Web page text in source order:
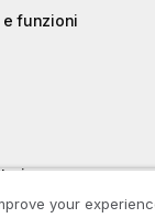
funzioni
your